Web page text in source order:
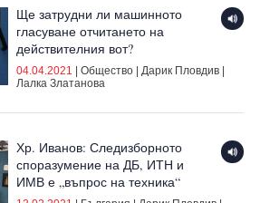
Ще затрудни ли машинното
гласуване отчитането на
действителния вот?
04.04.2021 Общество| Дарик Пловдив|
Лалка Златанова
Хр. Иванов: Следизборното
споразумение на ДБ, ИТН и
ИМВ е „въпрос на техника“